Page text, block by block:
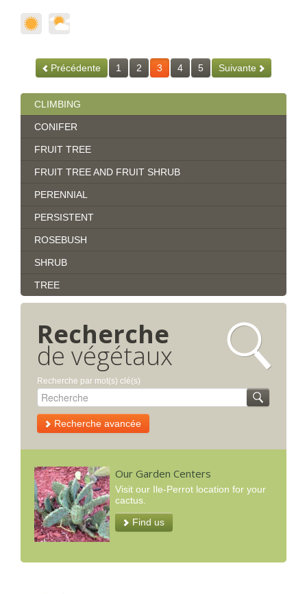
Précédente 1 2 3 4 5 Suivante
CLIMBING
CONIFER
FRUIT TREE
FRUIT TREE AND FRUIT SHRUB
PERENNIAL
PERSISTENT
ROSEBUSH
SHRUB
TREE
Recherche
de végétaux
Recherche par mot(s) clé(s)
Recherche avancée
Our Garden Centers
Visit our Ile-Perrot location for your
cactus.
Find us